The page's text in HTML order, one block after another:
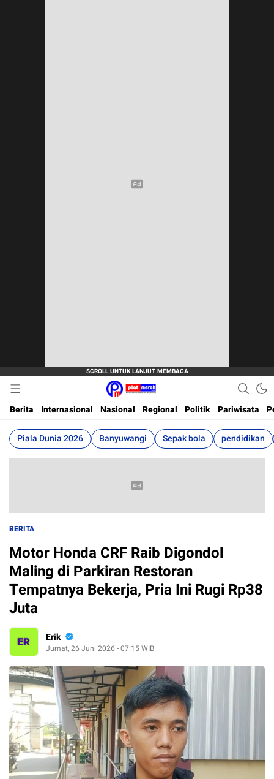
Plat Merah
Berita Terkini, Akurat, Terpercaya Dan Cepat
Berita
Internasional Nasional Regional Politik Pariwisata
Piala Dunia 2026 Banyuwangi Sepak bola pendidikan
BERITA
Motor Honda CRF Raib Digondol
Maling di Parkiran Restoran
Tempatnya Bekerja, Pria Ini Rugi Rp38
Juta
Erik
Jumat, 26 Juni 2026 - 07:15 WIB